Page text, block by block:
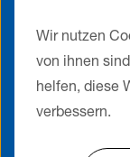
Wir nutzen
von ihnen
helfen, diese
verbessern.
Datenschutz
Cookie